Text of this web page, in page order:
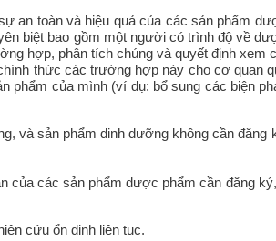
an toàn và hiệu quả của các sản phẩm
biệt bao gồm một người có trình độ về
hợp, phân tích chúng và quyết định xem
thức các trường hợp này cho cơ quan
phẩm của mình (ví dụ: bổ sung các biện
và sản phẩm dinh dưỡng không cần
của các sản phẩm dược phẩm cần đăng
cứu ổn định liên tục.